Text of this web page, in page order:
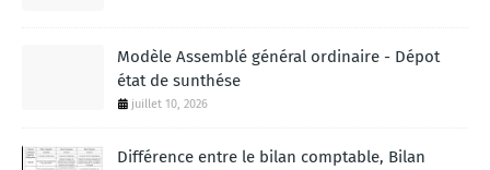
Modèle Assemblé général ordinaire - Dépot
état de sunthése
juillet 10, 2026
Différence entre le bilan comptable, Bilan